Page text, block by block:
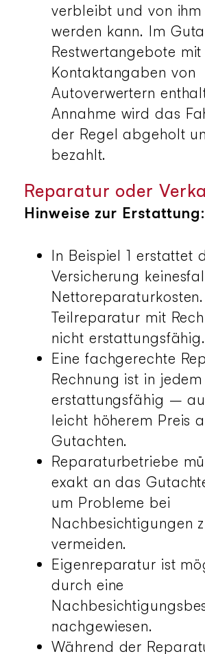
verbleibt und von ihm
werden kann. Im
Restwertangebote mit
Kontaktangaben von
Autoverwertern
Annahme wird das
der Regel abgeholt
bezahlt.
Reparatur oder
Hinweise zur Erstattung:
In Beispiel 1 erstattet
Versicherung
Teilreparatur mit
nicht erstattungsfähig.
Eine fachgerechte
Rechnung ist in
erstattungsfähig –
leicht höherem Preis
Gutachten.
Reparaturbetriebe
exakt an das
um Probleme bei
Nachbesichtigungen
vermeiden.
Eigenreparatur ist
durch eine
nachgewiesen.
Während der